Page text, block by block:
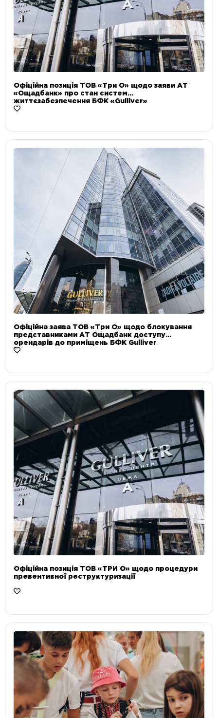
Офіційна позиція ТОВ «Три О» щодо заяви АТ
«Ощадбанк» про стан систем
життєзабезпечення БФК «Gulliver»
Офіційна заява ТОВ «Три О» щодо блокування
представниками АТ Ощадбанк доступу
орендарів до приміщень БФК Gulliver
Офіційна позиція ТОВ «ТРИ О» щодо процедури
превентивної реструктуризації